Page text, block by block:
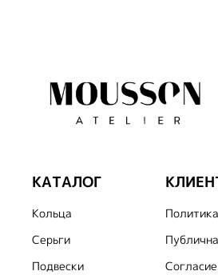
КАТАЛОГ
Кольца
Серьги
Подвески